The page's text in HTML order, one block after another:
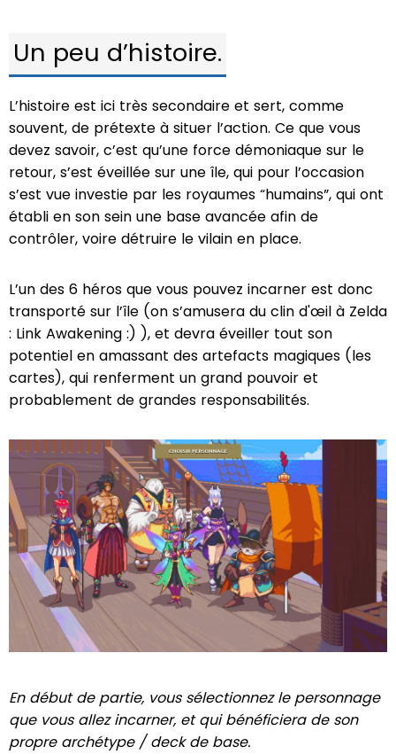
Un peu d’histoire.
L’histoire est ici très secondaire et sert, comme
souvent, de prétexte à situer l’action. Ce que vous
devez savoir, c’est qu’une force démoniaque sur le
retour, s’est éveillée sur une île, qui pour l’occasion
s’est vue investie par les royaumes “humains”, qui ont
établi en son sein une base avancée afin de
contrôler, voire détruire le vilain en place.
L’un des 6 héros que vous pouvez incarner est donc
transporté sur l’île (on s’amusera du clin d'œil à Zelda
: Link Awakening :) ), et devra éveiller tout son
potentiel en amassant des artefacts magiques (les
cartes), qui renferment un grand pouvoir et
probablement de grandes responsabilités.
En début de partie, vous sélectionnez le personnage
que vous allez incarner, et qui bénéficiera de son
propre archétype / deck de base.